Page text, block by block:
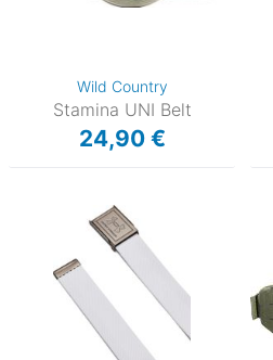
Wild Country
Stamina UNI Belt
24,90 €